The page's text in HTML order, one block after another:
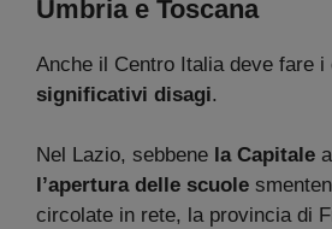
Umbria e Toscana
Anche il Centro Italia deve fare i
significativi disagi.
Nel Lazio, sebbene la Capitale
l’apertura delle scuole
circolate in rete, la provincia di